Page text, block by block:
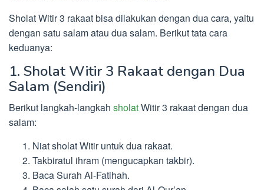
Sholat Witir 3 rakaat bisa dilakukan dengan dua cara, yaitu
dengan satu salam atau dua salam. Berikut tata cara
keduanya:
1. Sholat Witir 3 Rakaat dengan Dua
Salam (Sendiri)
Berikut langkah-langkah sholatWitir 3 rakaat dengan dua
salam:
Niat sholat Witir untuk dua rakaat.
Takbiratul ihram (mengucapkan takbir).
Baca Surah Al-Fatihah.